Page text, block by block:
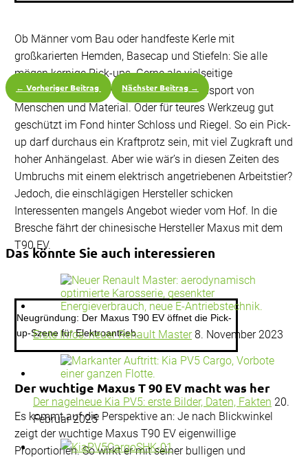
Ob Männer vom Bau oder handfeste Kerle mit
großkarierten Hemden, Basecap und Stiefeln: Sie alle
mögen kernige Pick-ups. Gerne als vielseitige
Doppelkabine zum wechselseitigen Transport von
Menschen und Material. Oder für teures Werkzeug gut
geschützt im Fond hinter Schloss und Riegel. So ein Pick-
up darf durchaus ein Kraftprotz sein, mit viel Zugkraft und
hoher Anhängelast. Aber wie wär’s in diesen Zeiten des
Umbruchs mit einem elektrisch angetriebenen Arbeitstier?
Jedoch, die einschlägigen Hersteller schicken
Interessenten mangels Angebot wieder vom Hof. In die
Bresche fährt der chinesische Hersteller Maxus mit dem
T90 EV.
Neugründung: Der Maxus T90 EV öffnet die Pick-
up-Szene für Elektroantrieb.
Der wuchtige Maxus T 90 EV macht was her
Es kommt auf die Perspektive an: Je nach Blickwinkel
zeigt der wuchtige Maxus T90 EV eigenwillige
Proportionen. So wirkt er mit seiner bulligen und
← Vorheriger Beitrag Nächster Beitrag →
Das könnte Sie auch interessieren
Erste Infos: neuer Renault Master8. November 2023
Der nagelneue Kia PV5: erste Bilder, Daten, Fakten 20.
Februar 2025